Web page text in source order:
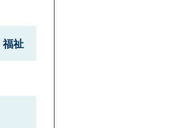
福祉